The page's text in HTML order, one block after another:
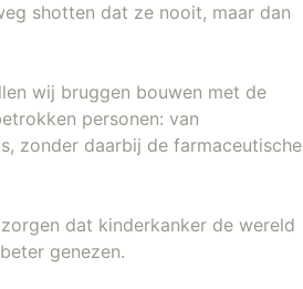
shotten dat ze nooit, maar dan
wij bruggen bouwen met de
personen: van
zonder daarbij de farmaceutische
dat kinderkanker de wereld
genezen.